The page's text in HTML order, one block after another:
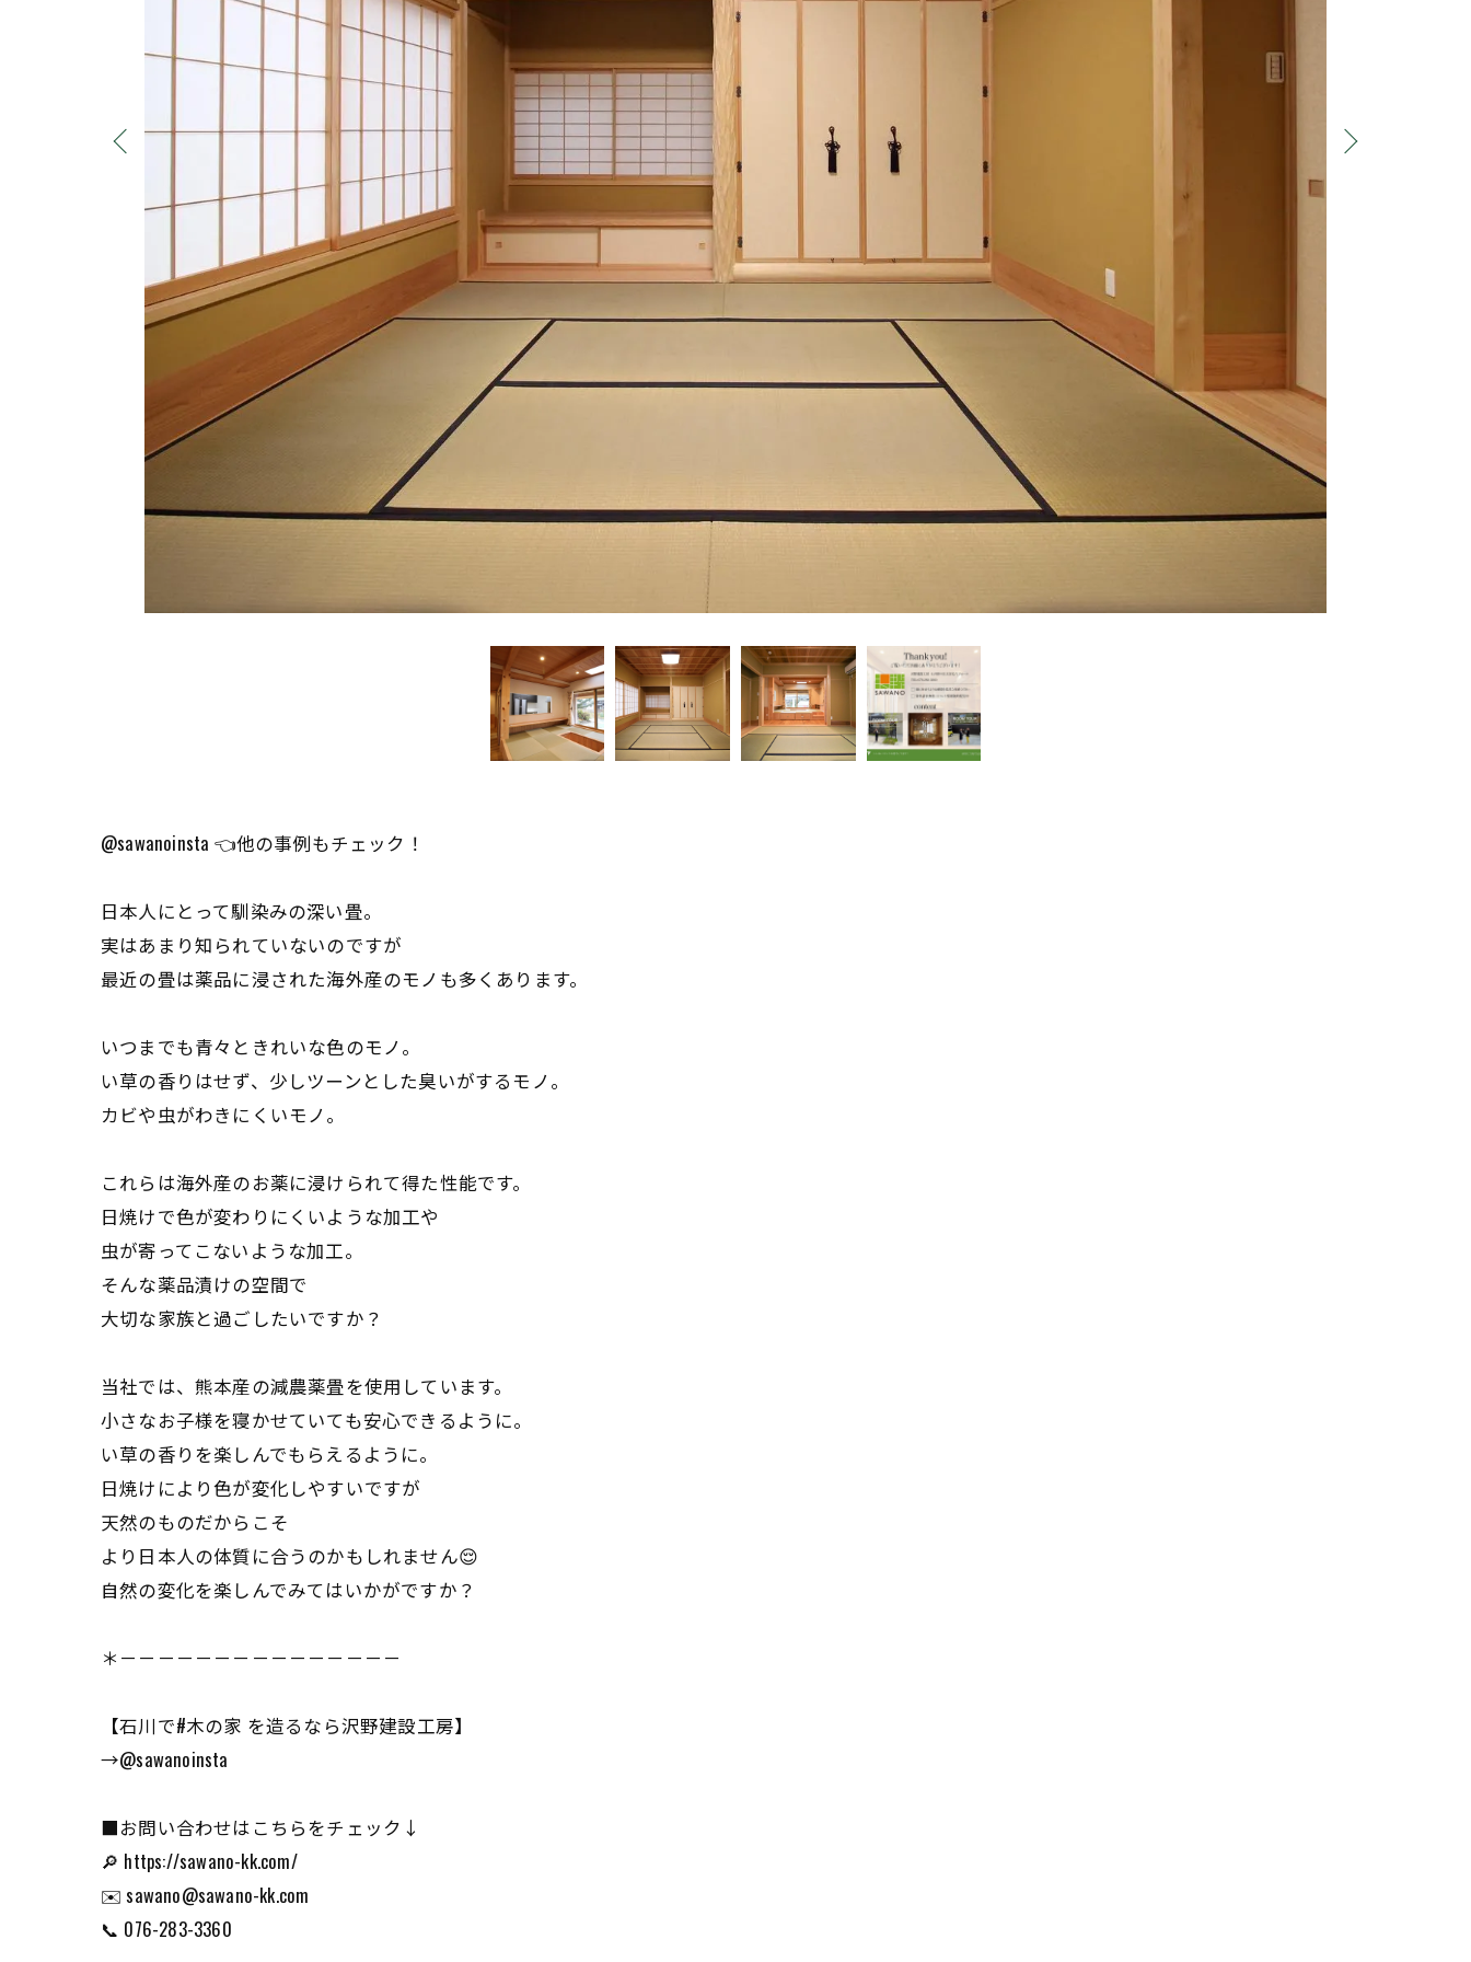
@sawanoinsta 👈他の事例もチェック！
日本人にとって馴染みの深い畳。
実はあまり知られていないのですが
最近の畳は薬品に浸された海外産のモノも多くあります。
いつまでも青々ときれいな色のモノ。
い草の香りはせず、少しツーンとした臭いがするモノ。
カビや虫がわきにくいモノ。
これらは海外産のお薬に浸けられて得た性能です。
日焼けで色が変わりにくいような加工や
虫が寄ってこないような加工。
そんな薬品漬けの空間で
大切な家族と過ごしたいですか？
当社では、熊本産の減農薬畳を使用しています。
小さなお子様を寝かせていても安心できるように。
い草の香りを楽しんでもらえるように。
日焼けにより色が変化しやすいですが
天然のものだからこそ
より日本人の体質に合うのかもしれません😌
自然の変化を楽しんでみてはいかがですか？
＊－－－－－－－－－－－－－－－
【石川で#木の家 を造るなら沢野建設工房】
→@sawanoinsta
■お問い合わせはこちらをチェック↓
🔎 https://sawano-kk.com/
✉️ sawano@sawano-kk.com
📞 076-283-3360